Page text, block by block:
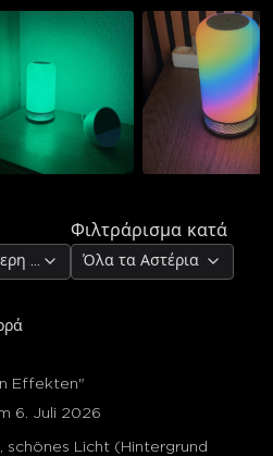
Αξιολόγηση
Φιλτράρισμα κατά
Όλα τα Αστέρια
Effekten"
6. Juli 2026
schönes Licht (Hintergrund